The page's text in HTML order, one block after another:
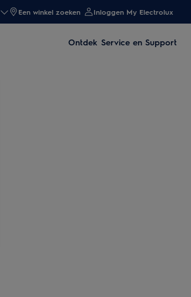
Een winkel zoeken Inloggen My Electrolux
Ontdek Service en Support